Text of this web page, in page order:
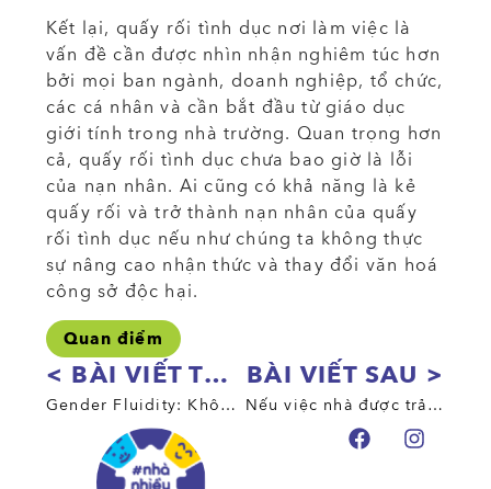
Kết lại, quấy rối tình dục nơi làm việc là
vấn đề cần được nhìn nhận nghiêm túc hơn
bởi mọi ban ngành, doanh nghiệp, tổ chức,
các cá nhân và cần bắt đầu từ giáo dục
giới tính trong nhà trường. Quan trọng hơn
cả, quấy rối tình dục chưa bao giờ là lỗi
của nạn nhân. Ai cũng có khả năng là kẻ
quấy rối và trở thành nạn nhân của quấy
rối tình dục nếu như chúng ta không thực
sự nâng cao nhận thức và thay đổi văn hoá
công sở độc hại.
Quan điểm
< BÀI VIẾT TRƯỚC
Gender Fluidity: Không chỉ là các biểu tượng da trắng
BÀI VIẾT SAU >
Nếu việc nhà được trả lương…